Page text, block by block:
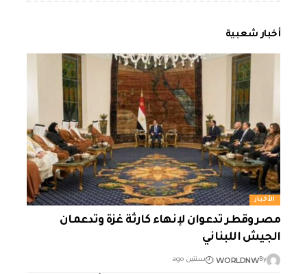
أخبار شعبية
الأخبار
مصر وقطر تدعوان لإنهاء كارثة غزة وتدعمان
الجيش اللبناني
By
WORLDNW سنتين ago